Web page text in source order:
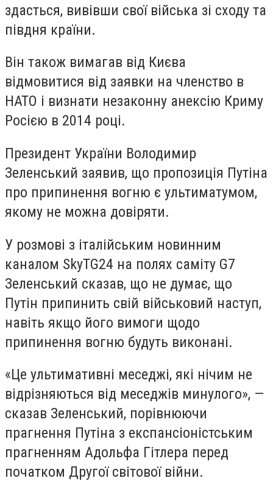
здасться, вивівши свої війська зі сходу та
півдня країни.
Він також вимагав від Києва
відмовитися від заявки на членство в
НАТО і визнати незаконну анексію Криму
Росією в 2014 році.
Президент України Володимир
Зеленський заявив, що пропозиція Путіна
про припинення вогню є ультиматумом,
якому не можна довіряти.
У розмові з італійським новинним
каналом SkyTG24 на полях саміту G7
Зеленський сказав, що не думає, що
Путін припинить свій військовий наступ,
навіть якщо його вимоги щодо
припинення вогню будуть виконані.
«Це ультимативні меседжі, які нічим не
відрізняються від меседжів минулого», —
сказав Зеленський, порівнюючи
прагнення Путіна з експансіоністським
прагненням Адольфа Гітлера перед
початком Другої світової війни.